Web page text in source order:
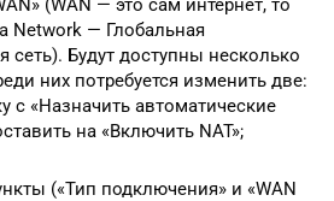
(WAN — это сам интернет, то
Network — Глобальная
сеть). Будут доступны несколько
них потребуется изменить две:
с «Назначить автоматические
на «Включить NAT»;
(«Тип подключения» и «WAN